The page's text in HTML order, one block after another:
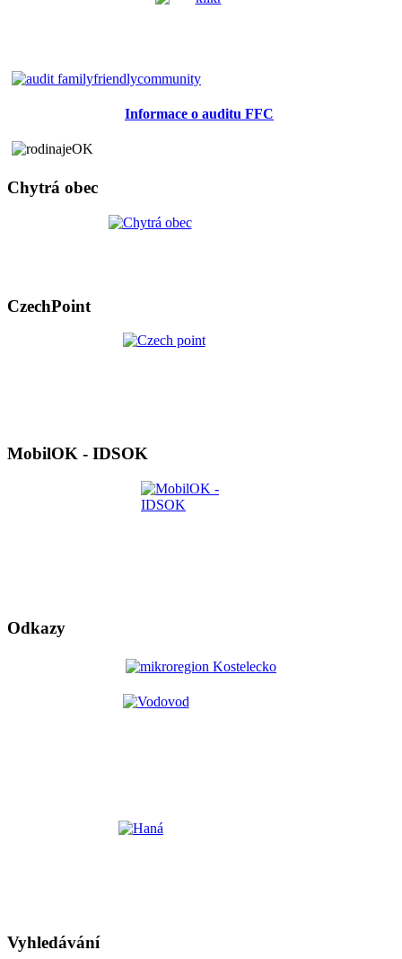
Informace o auditu FFC
Chytrá obec
CzechPoint
MobilOK - IDSOK
Odkazy
Vyhledávání